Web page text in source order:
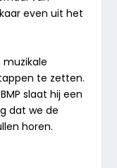
even uit het
muzikale
te zetten.
slaat hij een
dat we de
horen.